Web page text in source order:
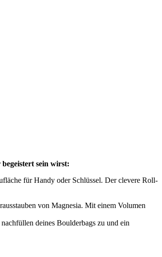
sein wirst:
für Handy oder Schlüssel. Der clevere Roll-
von Magnesia. Mit einem Volumen
deines Boulderbags zu und ein